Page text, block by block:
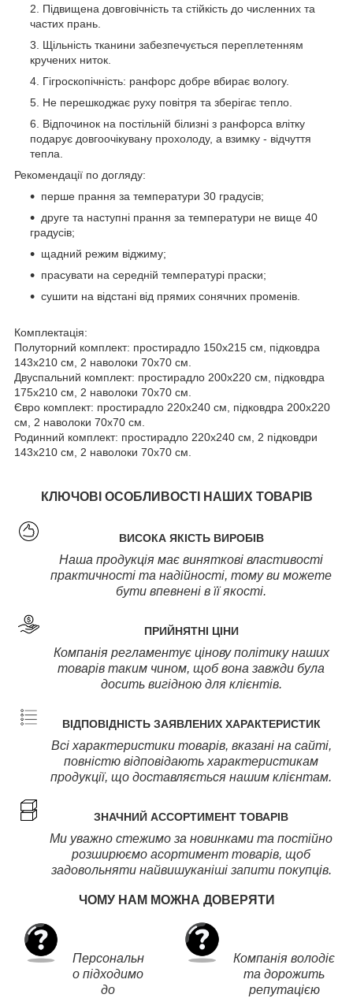
Підвищена довговічність та стійкість до численних та
частих прань.
Щільність тканини забезпечується переплетенням
кручених ниток.
Гігроскопічність: ранфорс добре вбирає вологу.
Не перешкоджає руху повітря та зберігає тепло.
Відпочинок на постільній білизні з ранфорса влітку
подарує довгоочікувану прохолоду, а взимку - відчуття
тепла.
Рекомендації по догляду:
перше прання за температури 30 градусів;
друге та наступні прання за температури не вище 40
градусів;
щадний режим віджиму;
прасувати на середній температурі праски;
сушити на відстані від прямих сонячних променів.
Комплектація:
Полуторний комплект: простирадло 150х215 см, підковдра
143х210 см, 2 наволоки 70х70 см.
Двуспальний комплект: простирадло 200х220 см, підковдра
175х210 см, 2 наволоки 70х70 см.
Євро комплект: простирадло 220х240 см, підковдра 200х220
см, 2 наволоки 70х70 см.
Родинний комплект: простирадло 220х240 см, 2 підковдри
143х210 см, 2 наволоки 70х70 см.
КЛЮЧОВІ ОСОБЛИВОСТІ НАШИХ ТОВАРІВ
ВИСОКА ЯКІСТЬ ВИРОБІВ
Наша продукція має виняткові властивості
практичності та надійності, тому ви можете
бути впевнені в її якості.
ПРИЙНЯТНІ ЦІНИ
Компанія регламентує цінову політику наших
товарів таким чином, щоб вона завжди була
досить вигідною для клієнтів.
ВІДПОВІДНІСТЬ ЗАЯВЛЕНИХ ХАРАКТЕРИСТИК
Всі характеристики товарів, вказані на сайті,
повністю відповідають характеристикам
продукції, що доставляється нашим клієнтам.
ЗНАЧНИЙ АССОРТИМЕНТ ТОВАРІВ
Ми уважно стежимо за новинками та постійно
розширюємо асортимент товарів, щоб
задовольняти найвишуканіші запити покупців.
ЧОМУ НАМ МОЖНА ДОВЕРЯТИ
Персональн
о підходимо
до
Компанія володіє
та дорожить
репутацією